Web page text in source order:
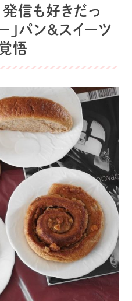
発信も好きだっ
」パン＆スイーツ
悟